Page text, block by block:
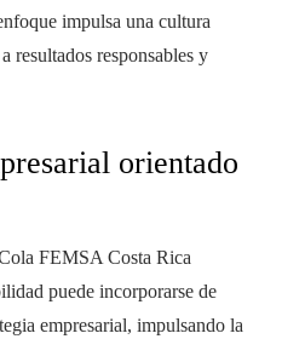
impulsa una cultura
resultados responsables y
orientado
FEMSA Costa Rica
puede incorporarse de
empresarial, impulsando la